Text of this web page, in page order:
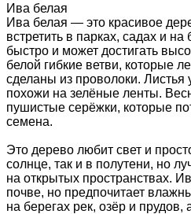
Ива белая
Ива белая — это красивое
встретить в парках, садах и
быстро и может достигать
белой гибкие ветви, которые
сделаны из проволоки. Листья
похожи на зелёные ленты.
пушистые серёжки, которые
семена.
Это дерево любит свет и
солнце, так и в полутени, но
на открытых пространствах.
почве, но предпочитает
на берегах рек, озёр и